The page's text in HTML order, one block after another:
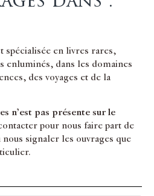
spécialisée en livres rares,
enluminés, dans les domaines
des voyages et de la
n’est pas présente sur le
pour nous faire part de
signaler les ouvrages que